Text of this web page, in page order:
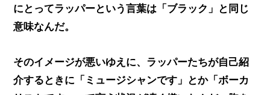
にとってラッパーという言葉は「ブラック」と同じ
意味なんだ。
そのイメージが悪いゆえに、ラッパーたちが自己紹
介するときに「ミュージシャンです」とか「ボーカ